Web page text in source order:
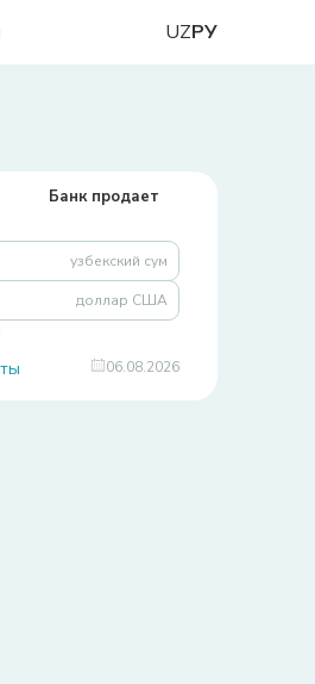
UZРУ
Банк продает
узбекский сум
доллар США
06.08.2026